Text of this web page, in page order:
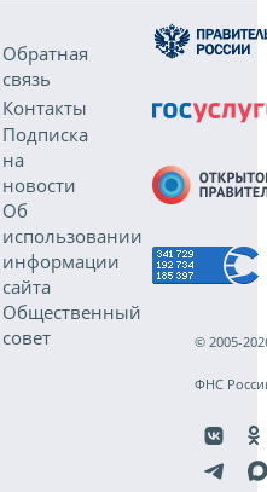
Обратная
связь
Контакты
Подписка
на
новости
Об
использовании
информации
сайта
Общественный
совет
© 2005-
ФНС